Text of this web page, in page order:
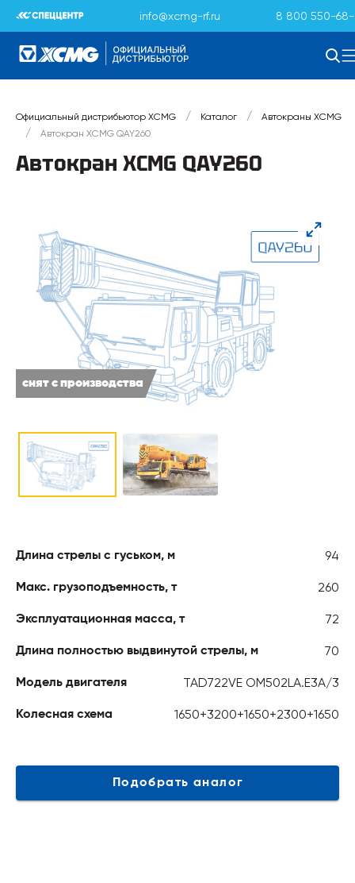
info@xcmg-rf.ru 8 800 550-68-
Официальный дистрибьютор XCMG / Каталог / Автокраны XCMG
/ Автокран XCMG QAY260
Автокран XCMG QAY260
снят с производства
Длина стрелы с гуськом, м 94
Макс. грузоподъемность, т 260
Эксплуатационная масса, т 72
Длина полностью выдвинутой стрелы, м 70
Модель двигателя TAD722VE OM502LA.E3A/3
Колесная схема 1650+3200+1650+2300+1650
Подобрать аналог